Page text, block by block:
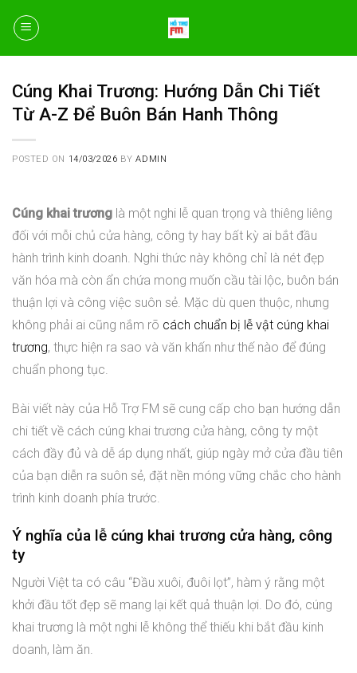
content
Cúng Khai Trương: Hướng Dẫn Chi Tiết
Từ A-Z Để Buôn Bán Hanh Thông
POSTED ON 14/03/2026 BYADMIN
Cúng khai trương là một nghi lễ quan trọng và thiêng liêng
đối với mỗi chủ cửa hàng, công ty hay bất kỳ ai bắt đầu
hành trình kinh doanh. Nghi thức này không chỉ là nét đẹp
văn hóa mà còn ẩn chứa mong muốn cầu tài lộc, buôn bán
thuận lợi và công việc suôn sẻ. Mặc dù quen thuộc, nhưng
không phải ai cũng nắm rõ cách chuẩn bị lễ vật cúng khai
trương, thực hiện ra sao và văn khấn như thế nào để đúng
chuẩn phong tục.
Bài viết này của Hỗ Trợ FM sẽ cung cấp cho bạn hướng dẫn
chi tiết về cách cúng khai trương cửa hàng, công ty một
cách đầy đủ và dễ áp dụng nhất, giúp ngày mở cửa đầu tiên
của bạn diễn ra suôn sẻ, đặt nền móng vững chắc cho hành
trình kinh doanh phía trước.
Ý nghĩa của lễ cúng khai trương cửa hàng, công
ty
Người Việt ta có câu “Đầu xuôi, đuôi lọt”, hàm ý rằng một
khởi đầu tốt đẹp sẽ mang lại kết quả thuận lợi. Do đó, cúng
khai trương là một nghi lễ không thể thiếu khi bắt đầu kinh
doanh, làm ăn.